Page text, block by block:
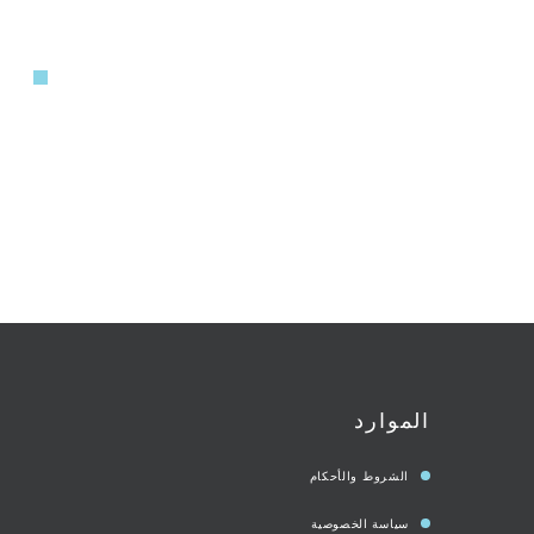
الموارد
الشروط والأحكام
سياسة الخصوصية